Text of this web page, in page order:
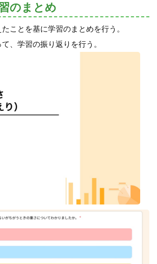
のまとめ
ことを基に学習のまとめを行う。
、学習の振り返りを行う。